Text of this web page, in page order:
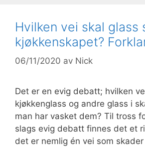
Hvilken vei skal glass
kjøkkenskapet?
06/11/2020 av Nick
Det er en evig debatt; hvilken
kjøkkenglass og andre glass i
man har vasket dem? Til tross
slags evig debatt finnes det et
det er nemlig én vei som